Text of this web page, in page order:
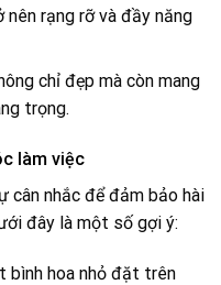
rạng rỡ và đầy năng
chỉ đẹp mà còn mang
trọng.
làm việc
cân nhắc để đảm bảo hài
đây là một số gợi ý:
bình hoa nhỏ đặt trên